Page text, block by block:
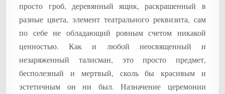
просто гроб, деревянный ящик, раскрашенный в
разные цвета, элемент театрального реквизита, сам
по себе не обладающий ровным счетом никакой
ценностью. Как и любой неосвященный и
незаряженный талисман, это просто предмет,
бесполезный и мертвый, сколь бы красивым и
эстетичным он ни был. Назначение церемонии